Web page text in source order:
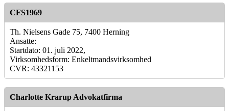
CFS1969
Th. Nielsens Gade 75, 7400 Herning
Ansatte:
Startdato: 01. juli 2022,
Virksomhedsform: Enkeltmandsvirksomhed
CVR: 43321153
Charlotte Krarup Advokatfirma